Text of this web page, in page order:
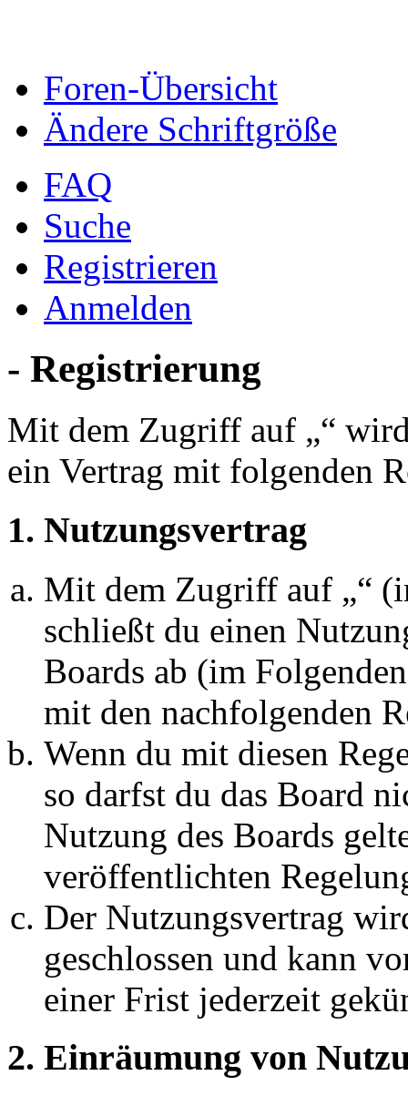
Foren-Übersicht
Ändere Schriftgröße
FAQ
Suche
Registrieren
Anmelden
- Registrierung
Mit dem Zugriff auf „“
ein Vertrag mit folgenden
1. Nutzungsvertrag
Mit dem Zugriff auf „“
schließt du einen
Boards ab (im
mit den nachfolgenden
Wenn du mit diesen
so darfst du das Board
Nutzung des Boards
veröffentlichten
Der Nutzungsvertrag
geschlossen und kann
einer Frist jederzeit
2. Einräumung von